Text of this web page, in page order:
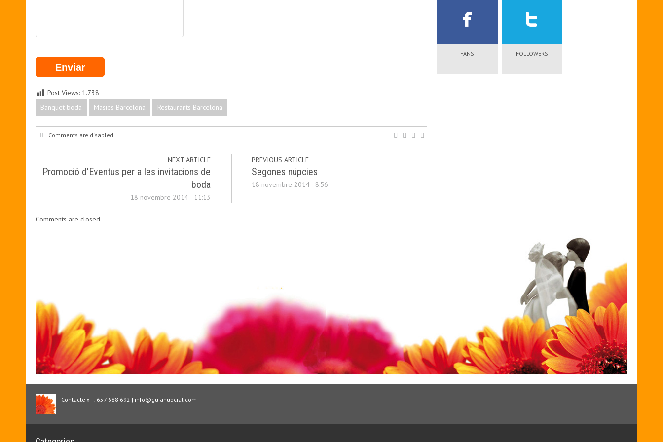
Post Views: 1.738
Banquet boda
Masies Barcelona Restaurants Barcelona
Comments are disabled
NEXT ARTICLE
Promoció d'Eventus per a les invitacions de
boda
18 novembre 2014 - 11:13
PREVIOUS ARTICLE
Segones núpcies
18 novembre 2014 - 8:56
Comments are closed.
FANS FOLLOWERS
Contacte » T. 657 688 692 | info@guianupcial.com